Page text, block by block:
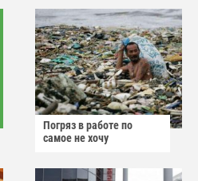
Погряз в работе по
самое не хочу